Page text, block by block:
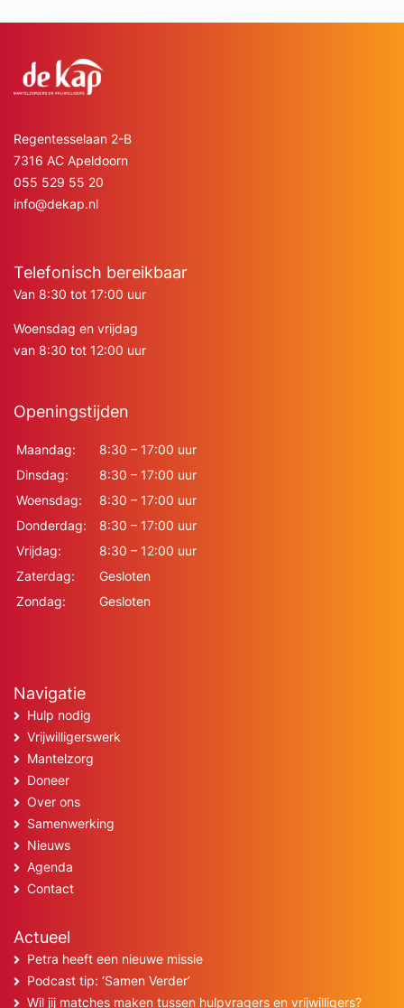
Regentesselaan 2-B
7316 AC Apeldoorn
055 529 55 20
info@dekap.nl
Telefonisch bereikbaar
Van 8:30 tot 17:00 uur
Woensdag en vrijdag
van 8:30 tot 12:00 uur
Openingstijden
Maandag:
8:30 – 17:00 uur
Dinsdag:
8:30 – 17:00 uur
Woensdag:
8:30 – 17:00 uur
Donderdag:
8:30 – 17:00 uur
Vrijdag:
8:30 – 12:00 uur
Zaterdag:
Gesloten
Zondag:
Gesloten
Navigatie
Hulp nodig
Vrijwilligerswerk
Mantelzorg
Doneer
Over ons
Samenwerking
Nieuws
Agenda
Contact
Actueel
Petra heeft een nieuwe missie
Podcast tip: ‘Samen Verder’
Wil jij matches maken tussen hulpvragers en vrijwilligers?